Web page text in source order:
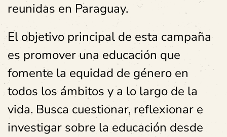
reunidas en Paraguay.
El objetivo principal de esta campaña
es promover una educación que
fomente la equidad de género en
todos los ámbitos y a lo largo de la
vida. Busca cuestionar, reflexionar e
investigar sobre la educación desde